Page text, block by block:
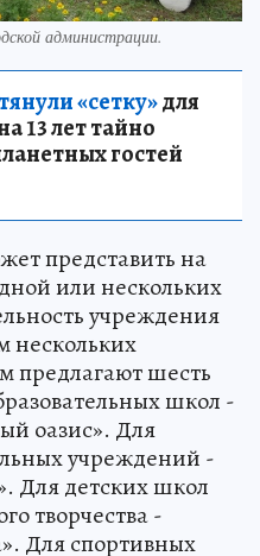
администрации.
«сетку»для
13 лет тайно
гостей
представить на
или нескольких
учреждения
нескольких
предлагают шесть
школ -
оазис». Для
учреждений -
Для детских школ
творчества -
Для спортивных